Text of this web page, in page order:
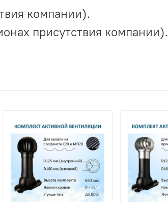
компании).
присутствия компании).